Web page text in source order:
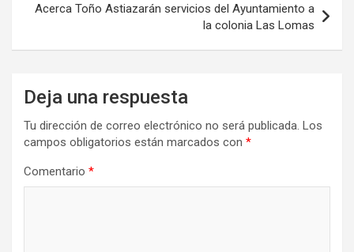
Acerca Toño Astiazarán servicios del Ayuntamiento a
la colonia Las Lomas
Deja una respuesta
Tu dirección de correo electrónico no será publicada. Los
campos obligatorios están marcados con *
Comentario *